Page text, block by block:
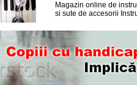
Magazin online de
si sute de accesorii